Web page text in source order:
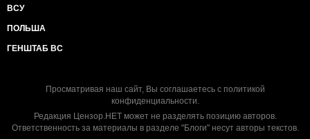
ВСУ
ПОЛЬША
ГЕНШТАБ ВС
Просматривая наш сайт, Вы соглашаетесь с политикой
конфиденциальности.
Редакция Цензор.НЕТ может не разделять позицию авторов.
Ответственность за материалы в разделе "Блоги" несут авторы текстов.